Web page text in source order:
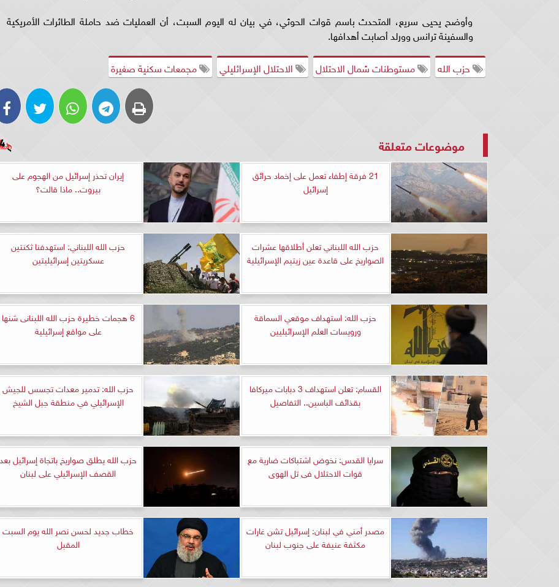
وأوضح يحيى سريع، المتحدث باسم قوات الحوثي، في بيان له اليوم السبت، أن العمليات ضد حاملة الطائرات الأمريكية
والسفينة ترانس وورلد أصابت أهدافها.
حزب الله
مستوطنات شمال الاحتلال الاحتلال الإسرائليلي مجمعات سكنية صغيرة
موضوعات متعلقة
21 فرقة إطفاء تعمل على إخماد حرائق
إسرائيل
إيران تحذر إسرائيل من الهجوم على
بيروت.. ماذا قالت؟
حزب الله اللبناني تعلن أطلاقها عشرات
الصواريخ على قاعدة عين زيتيم الإسرائيلية
حزب الله اللبناني: استهدفنا ثكنتين
عسكريتين إسرائيليتين
حزب الله: استهداف موقعي السماقة
ورويسات العلم الإسرائيليين
6 هجمات خطيرة حزب الله اللبنانى شنها
على مواقع إسرائيلية
القسام: تعلن استهداف 3 دبابات ميركافا
بقذائف الباسين.. التفاصيل
حزب الله: تدمير معدات تجسس للجيش
الإسرائيلي في منطقة جبل الشيخ
سرايا القدس: نخوض اشتباكات ضارية مع
قوات الاحتلال فى تل الهوى
حزب الله يطلق صواريخ باتجاة إسرائيل بعد
القصف الإسرائيلي على لبنان
مصدر أمني في لبنان: إسرائيل تشن غارات
مكثفة عنيفة على جنوب لبنان
خطاب جديد لحسن نصر الله يوم السبت
المقبل